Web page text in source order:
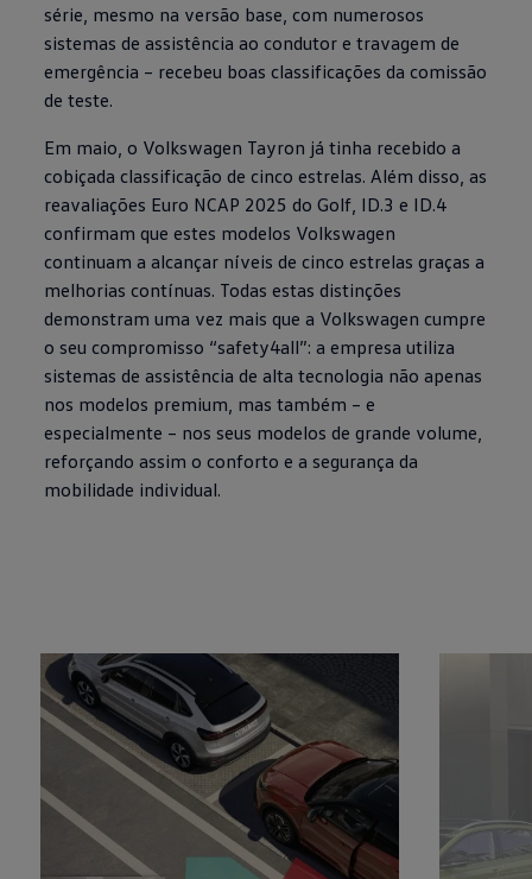
série, mesmo na versão base, com numerosos
sistemas de assistência ao condutor e travagem de
emergência – recebeu boas classificações da comissão
de teste.
Em maio, o Volkswagen Tayron já tinha recebido a
cobiçada classificação de cinco estrelas. Além disso, as
reavaliações Euro NCAP 2025 do Golf, ID.3 e ID.4
confirmam que estes modelos Volkswagen
continuam a alcançar níveis de cinco estrelas graças a
melhorias contínuas. Todas estas distinções
demonstram uma vez mais que a Volkswagen cumpre
o seu compromisso “safety4all”: a empresa utiliza
sistemas de assistência de alta tecnologia não apenas
nos modelos premium, mas também – e
especialmente – nos seus modelos de grande volume,
reforçando assim o conforto e a segurança da
mobilidade individual.